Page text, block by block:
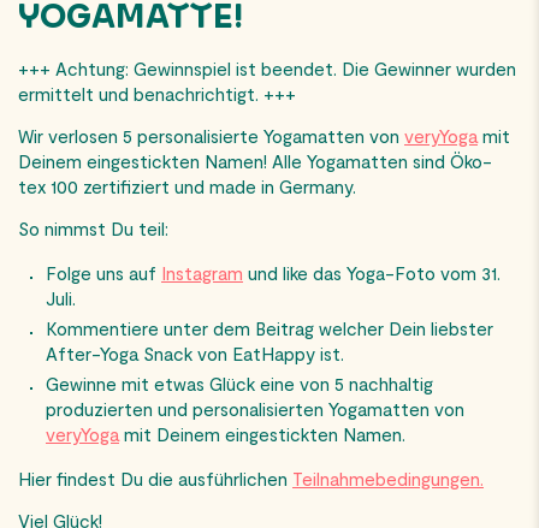
YOGAMATTE!
+++ Achtung: Gewinnspiel ist beendet. Die Gewinner wurden
ermittelt und benachrichtigt. +++
Wir verlosen 5 personalisierte Yogamatten von veryYoga mit
Deinem eingestickten Namen! Alle Yogamatten sind Öko-
tex 100 zertifiziert und made in Germany.
So nimmst Du teil:
Folge uns auf Instagram und like das Yoga-Foto vom 31.
Juli.
Kommentiere unter dem Beitrag welcher Dein liebster
After-Yoga Snack von EatHappy ist.
Gewinne mit etwas Glück eine von 5 nachhaltig
produzierten und personalisierten Yogamatten von
veryYoga mit Deinem eingestickten Namen.
Hier findest Du die ausführlichen Teilnahmebedingungen.
Viel Glück!